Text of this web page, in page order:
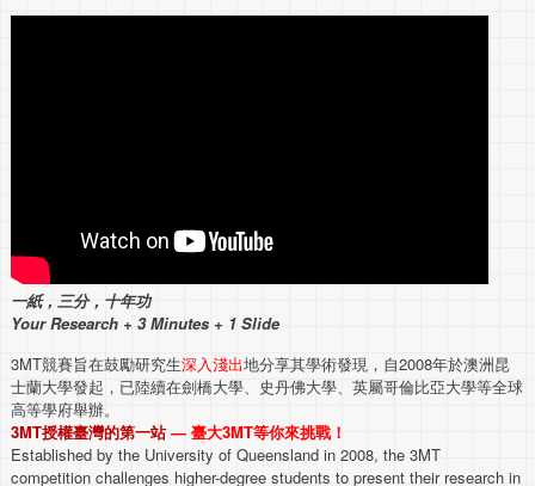
一紙，三分，十年功
Your Research + 3 Minutes + 1 Slide
3MT競賽旨在鼓勵研究生深入淺出地分享其學術發現，自2008年於澳洲昆
士蘭大學發起，已陸續在劍橋大學、史丹佛大學、英屬哥倫比亞大學等全球
高等學府舉辦。
3MT授權臺灣的第一站— 臺大3MT等你來挑戰！
Established by the University of Queensland in 2008, the 3MT
competition challenges higher-degree students to present their research in